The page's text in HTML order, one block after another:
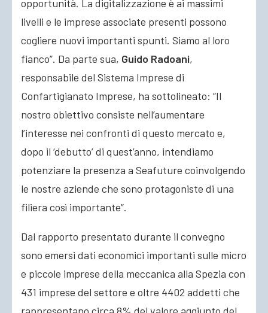
opportunità. La digitalizzazione è ai massimi
livelli e le imprese associate presenti possono
cogliere nuovi importanti spunti. Siamo al loro
fianco”. Da parte sua, Guido Radoani,
responsabile del Sistema Imprese di
Confartigianato Imprese, ha sottolineato: “Il
nostro obiettivo consiste nell’aumentare
l’interesse nei confronti di questo mercato e,
dopo il ‘debutto’ di quest’anno, intendiamo
potenziare la presenza a Seafuture coinvolgendo
le nostre aziende che sono protagoniste di una
filiera così importante”.
Dal rapporto presentato durante il convegno
sono emersi dati economici importanti sulle micro
e piccole imprese della meccanica alla Spezia con
431 imprese del settore e oltre 4402 addetti che